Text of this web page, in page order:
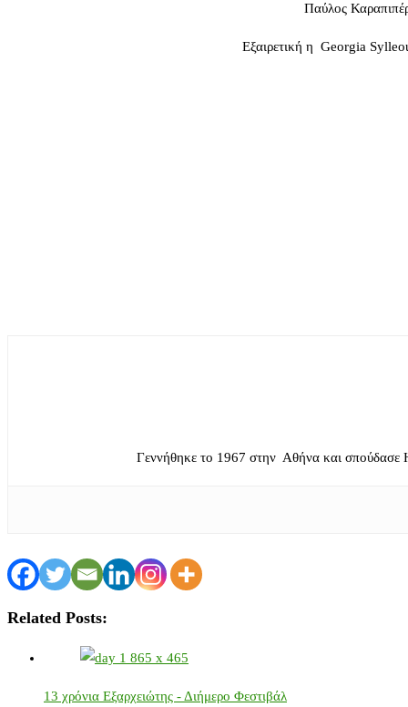
Παύλος
Εξαιρετική η Georgia
Γεννήθηκε το 1967 στην Αθήνα και σπούδασε
Related Posts:
13 χρόνια Εξαρχειώτης - Διήμερο Φεστιβάλ